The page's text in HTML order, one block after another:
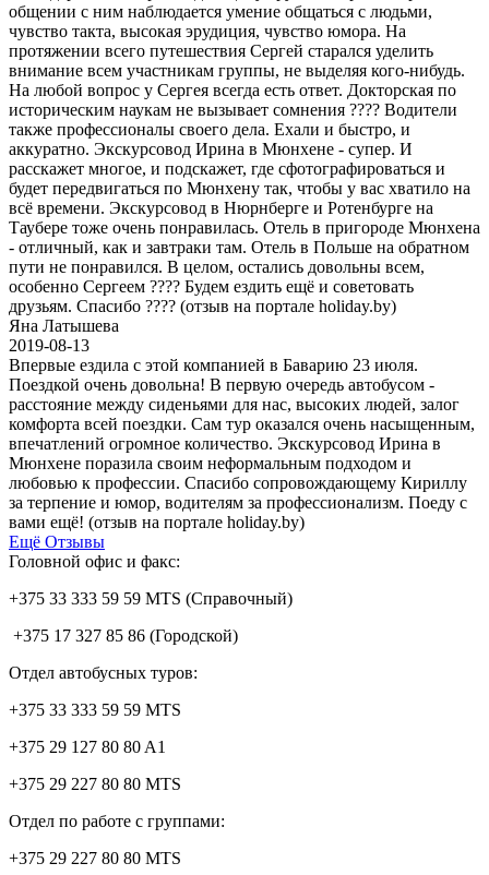
общении с ним наблюдается умение общаться с людьми,
чувство такта, высокая эрудиция, чувство юмора. На
протяжении всего путешествия Сергей старался уделить
внимание всем участникам группы, не выделяя кого-нибудь.
На любой вопрос у Сергея всегда есть ответ. Докторская по
историческим наукам не вызывает сомнения ???? Водители
также профессионалы своего дела. Ехали и быстро, и
аккуратно. Экскурсовод Ирина в Мюнхене - супер. И
расскажет многое, и подскажет, где сфотографироваться и
будет передвигаться по Мюнхену так, чтобы у вас хватило на
всё времени. Экскурсовод в Нюрнберге и Ротенбурге на
Таубере тоже очень понравилась. Отель в пригороде Мюнхена
- отличный, как и завтраки там. Отель в Польше на обратном
пути не понравился. В целом, остались довольны всем,
особенно Сергеем ???? Будем ездить ещё и советовать
друзьям. Спасибо ???? (отзыв на портале holiday.by)
Яна Латышева
2019-08-13
Впервые ездила с этой компанией в Баварию 23 июля.
Поездкой очень довольна! В первую очередь автобусом -
расстояние между сиденьями для нас, высоких людей, залог
комфорта всей поездки. Сам тур оказался очень насыщенным,
впечатлений огромное количество. Экскурсовод Ирина в
Мюнхене поразила своим неформальным подходом и
любовью к профессии. Спасибо сопровождающему Кириллу
за терпение и юмор, водителям за профессионализм. Поеду с
вами ещё! (отзыв на портале holiday.by)
Ещё Отзывы
Головной офис и факс:
+375 33 333 59 59 MTS (Справочный)
+375 17 327 85 86 (Городской)
Отдел автобусных туров:
+375 33 333 59 59 MTS
+375 29 127 80 80 A1
+375 29 227 80 80 MTS
Отдел по работе с группами:
+375 29 227 80 80 MTS